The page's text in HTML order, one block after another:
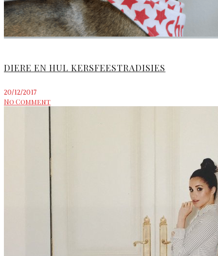
DIERE EN HUL KERSFEESTRADISIES
20/12/2017
No Comment